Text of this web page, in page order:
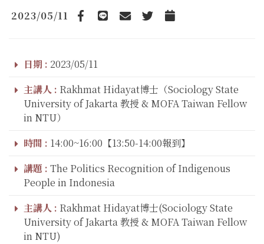
2023/05/11
Facebook
line emailTwitterAdd to Calendar
日期 : 2023/05/11
主講人 : Rakhmat Hidayat博士（Sociology State
University of Jakarta 教授 & MOFA Taiwan Fellow
in NTU）
時間 : 14:00~16:00【13:50-14:00報到】
講題 : The Politics Recognition of Indigenous
People in Indonesia
主講人 : Rakhmat Hidayat博士(Sociology State
University of Jakarta 教授 & MOFA Taiwan Fellow
in NTU)